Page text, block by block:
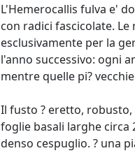
L'Hemerocallis fulva e'
con radici fascicolate.
esclusivamente per la
l'anno successivo: ogni
mentre quelle pi?
Il fusto ? eretto,
foglie basali larghe
denso cespuglio. ? una